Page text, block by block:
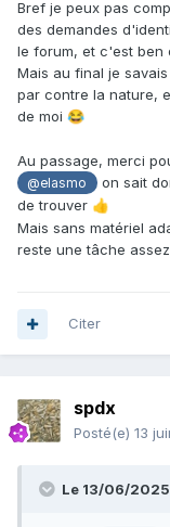
Bref je peux pas
des demandes
le forum, et c'est ben
Mais au final je
par contre la nature,
de moi 😂
Au passage, merci
@elasmo
on sait
de trouver 👍
Mais sans matériel
reste une tâche
Citer
spdx
Posté(e) 13
Le 13/06/